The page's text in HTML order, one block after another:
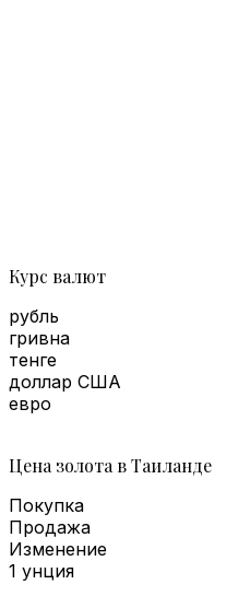
Курс валют
рубль
гривна
тенге
доллар США
евро
Цена золота в Таиланде
Покупка
Продажа
Изменение
1 унция